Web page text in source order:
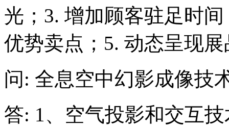
光；3. 增加顾客驻足时
优势卖点；5. 动态呈现
问: 全息空中幻影成像技
答: 1、空气投影和交互